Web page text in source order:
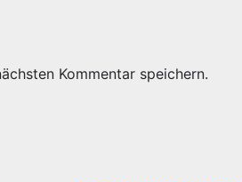
Kommentar speichern.